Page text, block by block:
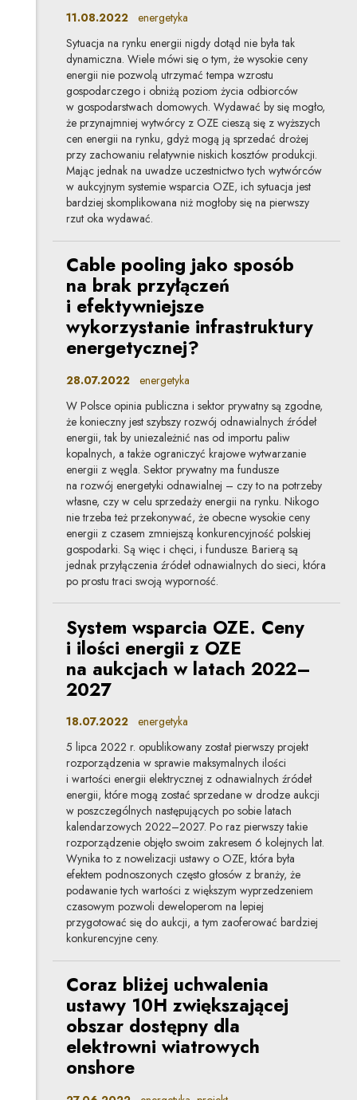
11.08.2022 energetyka
Sytuacja na rynku energii nigdy dotąd nie była tak
dynamiczna. Wiele mówi się o tym, że wysokie ceny
energii nie pozwolą utrzymać tempa wzrostu
gospodarczego i obniżą poziom życia odbiorców
w gospodarstwach domowych. Wydawać by się mogło,
że przynajmniej wytwórcy z OZE cieszą się z wyższych
cen energii na rynku, gdyż mogą ją sprzedać drożej
przy zachowaniu relatywnie niskich kosztów produkcji.
Mając jednak na uwadze uczestnictwo tych wytwórców
w aukcyjnym systemie wsparcia OZE, ich sytuacja jest
bardziej skomplikowana niż mogłoby się na pierwszy
rzut oka wydawać.
Cable pooling jako sposób
na brak przyłączeń
i efektywniejsze
wykorzystanie infrastruktury
energetycznej?
28.07.2022 energetyka
W Polsce opinia publiczna i sektor prywatny są zgodne,
że konieczny jest szybszy rozwój odnawialnych źródeł
energii, tak by uniezależnić nas od importu paliw
kopalnych, a także ograniczyć krajowe wytwarzanie
energii z węgla. Sektor prywatny ma fundusze
na rozwój energetyki odnawialnej – czy to na potrzeby
własne, czy w celu sprzedaży energii na rynku. Nikogo
nie trzeba też przekonywać, że obecne wysokie ceny
energii z czasem zmniejszą konkurencyjność polskiej
gospodarki. Są więc i chęci, i fundusze. Barierą są
jednak przyłączenia źródeł odnawialnych do sieci, która
po prostu traci swoją wyporność.
System wsparcia OZE. Ceny
i ilości energii z OZE
na aukcjach w latach 2022–
2027
18.07.2022 energetyka
5 lipca 2022 r. opublikowany został pierwszy projekt
rozporządzenia w sprawie maksymalnych ilości
i wartości energii elektrycznej z odnawialnych źródeł
energii, które mogą zostać sprzedane w drodze aukcji
w poszczególnych następujących po sobie latach
kalendarzowych 2022–2027. Po raz pierwszy takie
rozporządzenie objęło swoim zakresem 6 kolejnych lat.
Wynika to z nowelizacji ustawy o OZE, która była
efektem podnoszonych często głosów z branży, że
podawanie tych wartości z większym wyprzedzeniem
czasowym pozwoli deweloperom na lepiej
przygotować się do aukcji, a tym zaoferować bardziej
konkurencyjne ceny.
Coraz bliżej uchwalenia
ustawy 10H zwiększającej
obszar dostępny dla
elektrowni wiatrowych
onshore